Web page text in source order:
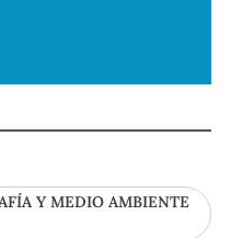
Y MEDIO AMBIENTE